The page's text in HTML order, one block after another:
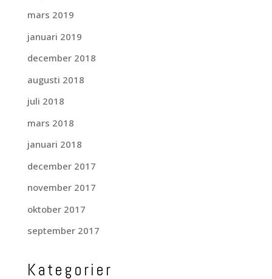
mars 2019
januari 2019
december 2018
augusti 2018
juli 2018
mars 2018
januari 2018
december 2017
november 2017
oktober 2017
september 2017
Kategorier